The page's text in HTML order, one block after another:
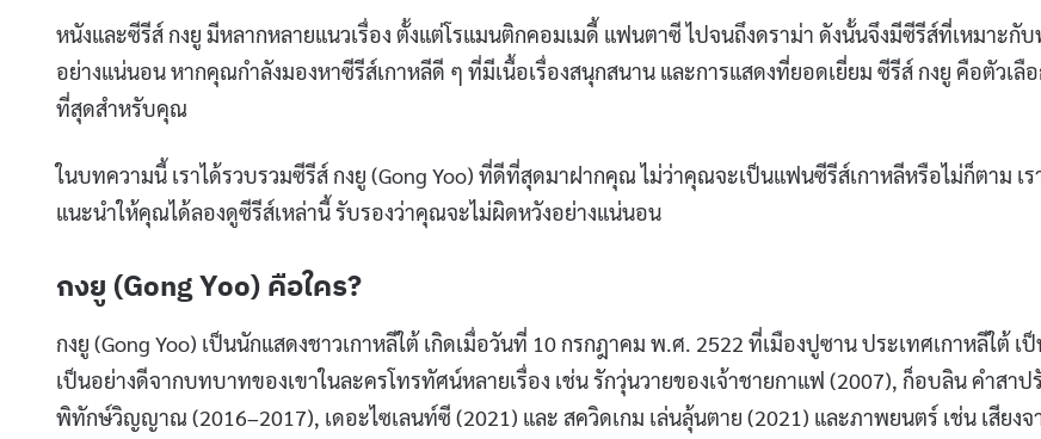
หนังและซีรีส์ กงยู มีหลากหลายแนวเรื่อง ตั้งแต่โรแมนติกคอมเมดี้ แฟนตาซี ไปจนถึงดราม่า ดังนั้นจึงมีซีรีส์ที่เหมาะกั
อย่างแน่นอน หากคุณกำลังมองหาซีรีส์เกาหลีดี ๆ ที่มีเนื้อเรื่องสนุกสนาน และการแสดงที่ยอดเยี่ยม ซีรีส์ กงยู คือตัวเลื
ที่สุดสำหรับคุณ
ในบทความนี้ เราได้รวบรวมซีรีส์ กงยู (Gong Yoo) ที่ดีที่สุดมาฝากคุณ ไม่ว่าคุณจะเป็นแฟนซีรีส์เกาหลีหรือไม่ก็ตาม เร
แนะนำให้คุณได้ลองดูซีรีส์เหล่านี้ รับรองว่าคุณจะไม่ผิดหวังอย่างแน่นอน
กงยู (Gong Yoo) คือใคร?
กงยู (Gong Yoo) เป็นนักแสดงชาวเกาหลีใต้ เกิดเมื่อวันที่ 10 กรกฎาคม พ.ศ. 2522 ที่เมืองปูซาน ประเทศเกาหลีใต้ เ
เป็นอย่างดีจากบทบาทของเขาในละครโทรทัศน์หลายเรื่อง เช่น รักวุ่นวายของเจ้าชายกาแฟ (2007), ก็อบลิน คำสาป
พิทักษ์วิญญาณ (2016–2017), เดอะไซเลนท์ซี (2021) และ สควิดเกม เล่นลุ้นตาย (2021) และภาพยนตร์ เช่น เสียงจ